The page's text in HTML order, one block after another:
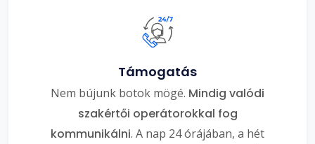
Támogatás
Nem bújunk botok mögé. Mindig valódi
szakértői operátorokkal fog
kommunikálni. A nap 24 órájában, a hét